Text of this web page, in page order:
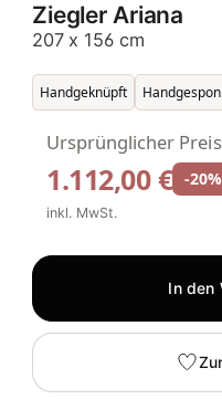
Ziegler Ariana
207 x 156 cm
Handgeknüpft
1.112,00 €
Ursprünglicher
-20%
inkl. MwSt.
In den